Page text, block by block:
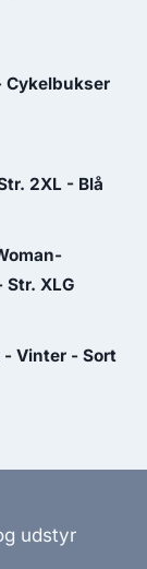
Cykelbukser
2XL - Blå
Str. XLG
Vinter - Sort
udstyr